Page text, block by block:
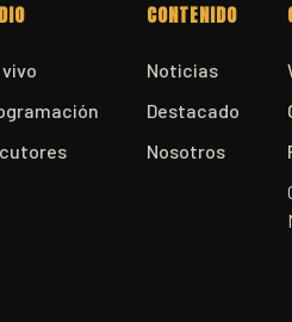
vivo
CONTENIDO
Noticias
Destacado
Nosotros